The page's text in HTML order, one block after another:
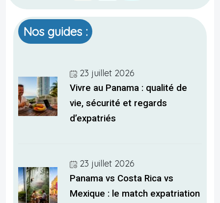
Nos guides :
23 juillet 2026
Vivre au Panama : qualité de
vie, sécurité et regards
d’expatriés
23 juillet 2026
Panama vs Costa Rica vs
Mexique : le match expatriation